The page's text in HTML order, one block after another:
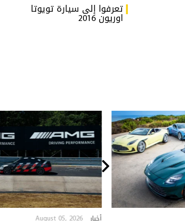
تعرفوا إلى سيارة تويوتا
اوريون 2016
أخبار